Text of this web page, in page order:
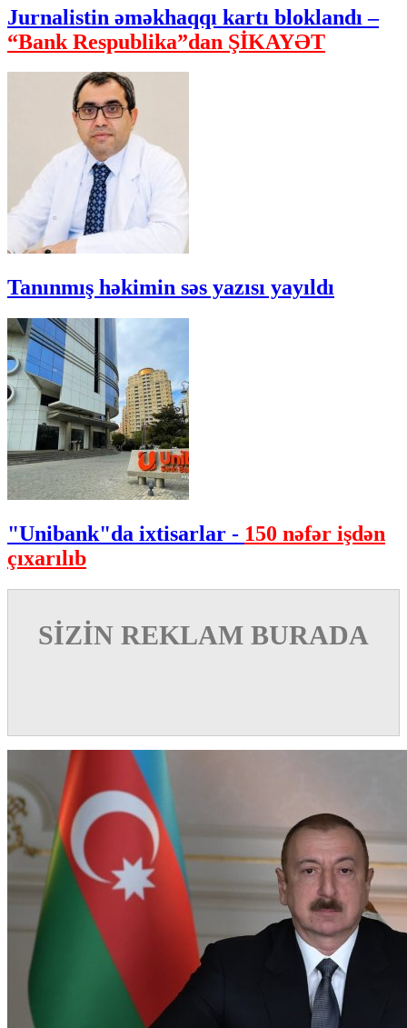
Jurnalistin əməkhaqqı kartı bloklandı –
“Bank Respublika”dan ŞİKAYƏT
Tanınmış həkimin səs yazısı yayıldı
"Unibank"da ixtisarlar - 150 nəfər işdən
çıxarılıb
SİZİN REKLAM BURADA